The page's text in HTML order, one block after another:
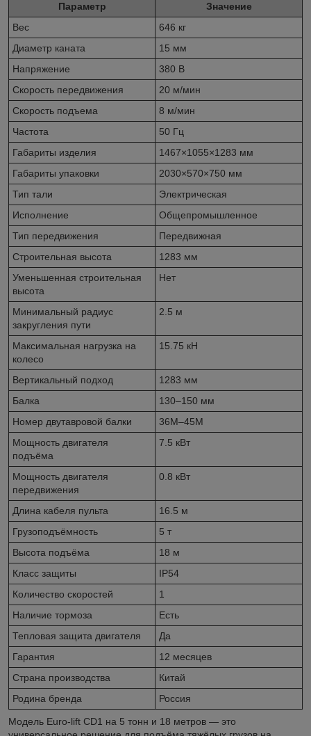
Параметр
Значение
Вес
646 кг
Диаметр каната
15 мм
Напряжение
380 В
Скорость передвижения
20 м/мин
Скорость подъема
8 м/мин
Частота
50 Гц
Габариты изделия
1467×1055×1283 мм
Габариты упаковки
2030×570×750 мм
Тип тали
Электрическая
Исполнение
Общепромышленное
Тип передвижения
Передвижная
Строительная высота
1283 мм
Уменьшенная строительная
высота
Нет
Минимальный радиус
закругления пути
2.5 м
Максимальная нагрузка на
колесо
15.75 кН
Вертикальный подход
1283 мм
Балка
130–150 мм
Номер двутавровой балки
36М–45М
Мощность двигателя
подъёма
7.5 кВт
Мощность двигателя
передвижения
0.8 кВт
Длина кабеля пульта
16.5 м
Грузоподъёмность
5 т
Высота подъёма
18 м
Класс защиты
IP54
Количество скоростей
1
Наличие тормоза
Есть
Тепловая защита двигателя
Да
Гарантия
12 месяцев
Страна производства
Китай
Родина бренда
Россия
Модель Euro-lift CD1 на 5 тонн и 18 метров — это